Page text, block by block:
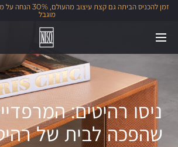
זמן להכניס הביתה גם
מוגבל
ניסו רהיטים:
שהפכה לבית של